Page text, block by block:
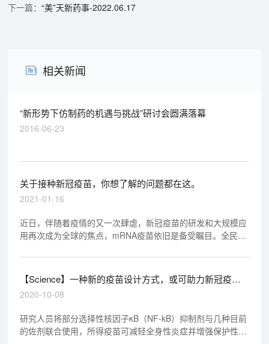
“美”天新药事-2022.06.17
相关新闻
“新形势下仿制药的机遇与挑战”研讨会圆满落幕
2016-06-23
关于接种新冠疫苗，你想了解的问题都在这。
2021-01-16
近日，伴随着疫情的又一次肆虐，新冠疫苗的研发和大规模应
用再次成为全球的焦点，mRNA疫苗依旧是备受瞩目。全民接
学河滨分校医学院研究部高级副院长，疫苗专家David Lo博士
给出了一些专业的解释。
【Science】一种新的疫苗设计方式，或可助力新冠疫苗
研发
2020-10-08
研究人员将部分选择性核因子κB（NF-kB）抑制剂与几种目前
的佐剂联合使用，所得疫苗可减轻全身性炎症并增强保护性反